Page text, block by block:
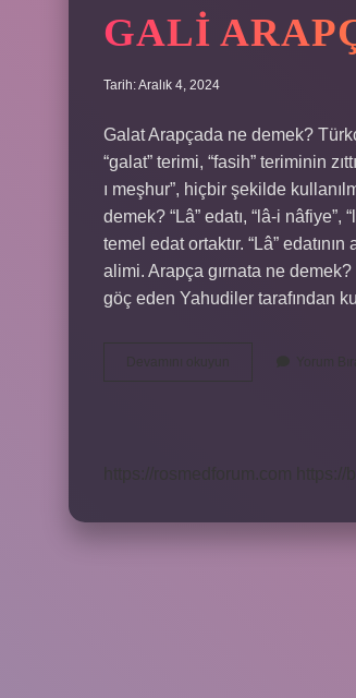
GALI
Tarih: Aralık 4, 2024
Galat Arapçada ne demek?
“galat” terimi, “fasih” teriminin
ı meşhur”, hiçbir şekilde
demek? “Lâ” edatı, “lâ-i nâfiye”,
temel edat ortaktır. “Lâ”
alimi. Arapça gırnata ne
göç eden Yahudiler tarafından